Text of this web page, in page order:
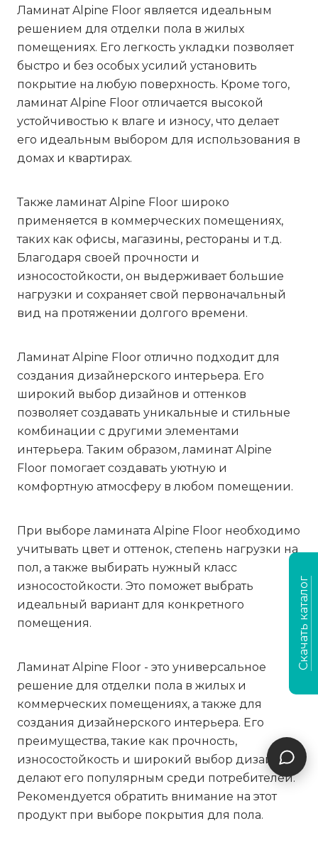
Ламинат Alpine Floor является идеальным
решением для отделки пола в жилых
помещениях. Его легкость укладки позволяет
быстро и без особых усилий установить
покрытие на любую поверхность. Кроме того,
ламинат Alpine Floor отличается высокой
устойчивостью к влаге и износу, что делает
его идеальным выбором для использования в
домах и квартирах.
Также ламинат Alpine Floor широко
применяется в коммерческих помещениях,
таких как офисы, магазины, рестораны и т.д.
Благодаря своей прочности и
износостойкости, он выдерживает большие
нагрузки и сохраняет свой первоначальный
вид на протяжении долгого времени.
Ламинат Alpine Floor отлично подходит для
создания дизайнерского интерьера. Его
широкий выбор дизайнов и оттенков
позволяет создавать уникальные и стильные
комбинации с другими элементами
интерьера. Таким образом, ламинат Alpine
Floor помогает создавать уютную и
комфортную атмосферу в любом помещении.
При выборе ламината Alpine Floor необходимо
учитывать цвет и оттенок, степень нагрузки на
пол, а также выбирать нужный класс
износостойкости. Это поможет выбрать
идеальный вариант для конкретного
помещения.
Ламинат Alpine Floor - это универсальное
решение для отделки пола в жилых и
коммерческих помещениях, а также для
создания дизайнерского интерьера. Его
преимущества, такие как прочность,
износостойкость и широкий выбор дизайнов,
делают его популярным среди потребителей.
Рекомендуется обратить внимание на этот
продукт при выборе покрытия для пола.
Скачать каталог